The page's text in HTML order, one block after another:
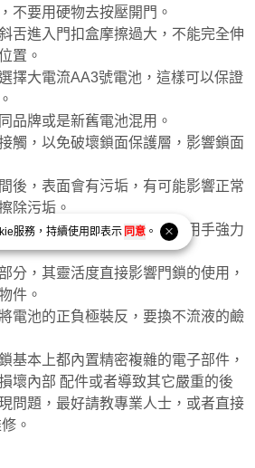
服務，持續使用即表示 同意 。
不要用硬物去按壓開門。
舌進入門扣盒摩擦過大，不能完全伸
置。
擇大電流AA3號電池，這樣可以保證
品牌或是新舊電池混用。
觸，以免破壞鎖面保護層，影響鎖面
後，表面會有污垢，有可能影響正常
除污垢。
感器和密碼鍵盤的滑蓋不要用手強力
分，其靈活度直接影響門鎖的使用，
件。
電池的正負極裝反，要換不流液的鹼
基本上都內置精密複雜的電子部件，
壞內部 配件或者導致其它嚴重的後
問題，最好請教專業人士，或者直接
。